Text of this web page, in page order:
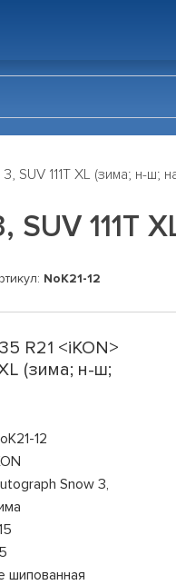
SUV 111T XL (зима; н-ш;
111T
NoK21-12
R21 <iKON>
(зима; н-ш;
12
Snow 3,
шипованная